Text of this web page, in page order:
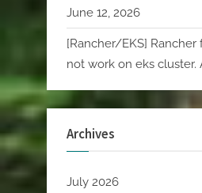
June 12, 2026
[Rancher/EKS] Rancher
not work on eks cluster.
Archives
July 2026